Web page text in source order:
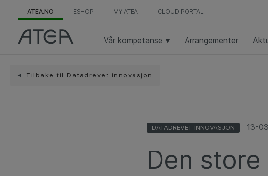
ATEA.NO ESHOP MY ATEA CLOUD PORTAL
Vår kompetanse Arrangementer
Tilbake til Datadrevet innovasjon
DATADREVET INNOVASJON 13-
Den